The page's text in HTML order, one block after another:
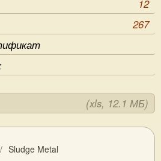
12
267
(xls, 12.1 МБ)
/ Sludge Metal